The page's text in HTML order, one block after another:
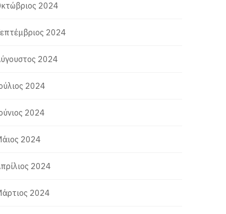
2024
2024
2024
2024
2024
2024
2024
2024